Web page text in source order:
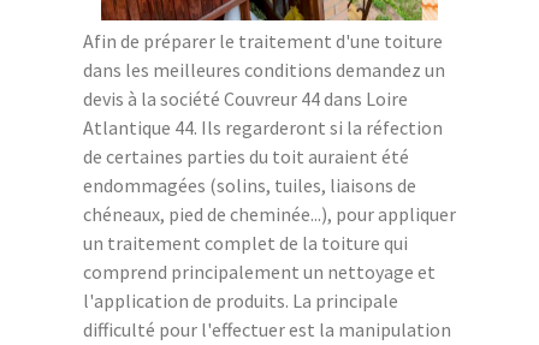
Afin de préparer le traitement d'une toiture
dans les meilleures conditions demandez un
devis à la société Couvreur 44 dans Loire
Atlantique 44. Ils regarderont si la réfection
de certaines parties du toit auraient été
endommagées (solins, tuiles, liaisons de
chéneaux, pied de cheminée...), pour appliquer
un traitement complet de la toiture qui
comprend principalement un nettoyage et
l'application de produits. La principale
difficulté pour l'effectuer est la manipulation